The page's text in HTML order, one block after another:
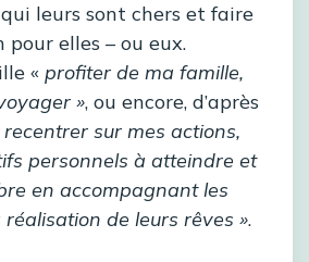
leurs sont chers et faire
pour elles – ou eux.
« profiter de ma famille,
», ou encore, d’après
sur mes actions,
personnels à atteindre et
en accompagnant les
de leurs rêves ».